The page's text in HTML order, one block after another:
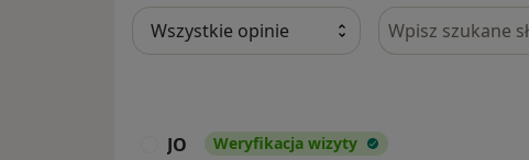
Szukaj w opiniach
JO Weryfikacja wizyty